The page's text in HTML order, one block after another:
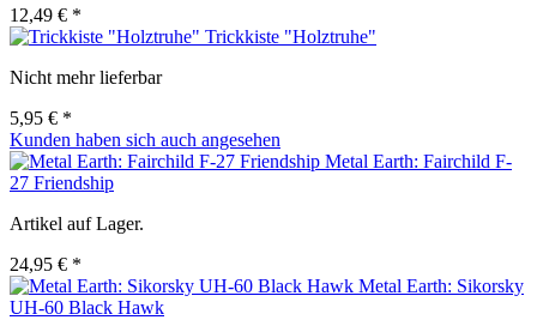
12,49 € *
Trickkiste "Holztruhe"
Nicht mehr lieferbar
5,95 € *
Kunden haben sich auch angesehen
Metal Earth: Fairchild F-
27 Friendship
Artikel auf Lager.
24,95 € *
Metal Earth: Sikorsky
UH-60 Black Hawk